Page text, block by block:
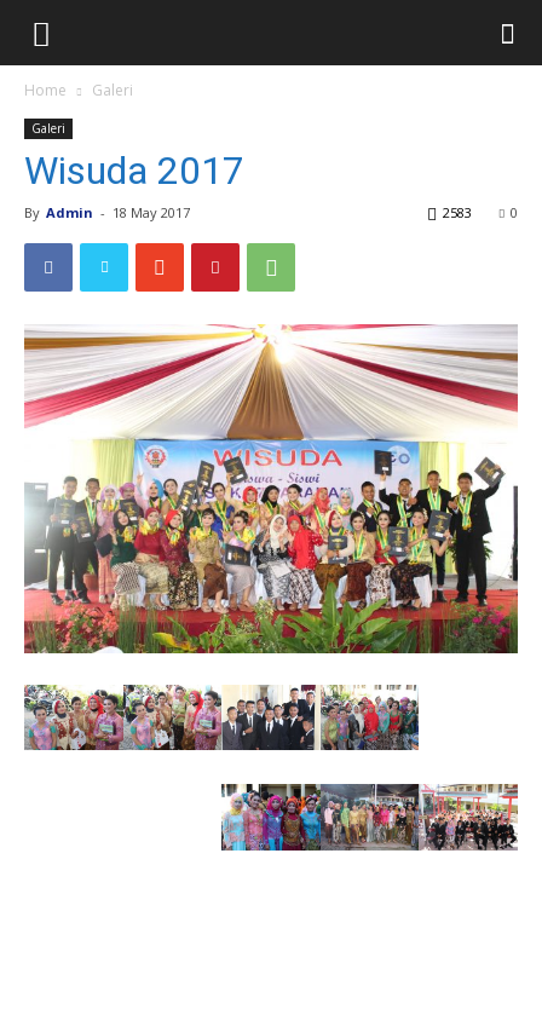
Home Galeri
Galeri
Wisuda 2017
By Admin - 18 May 2017 0
2583